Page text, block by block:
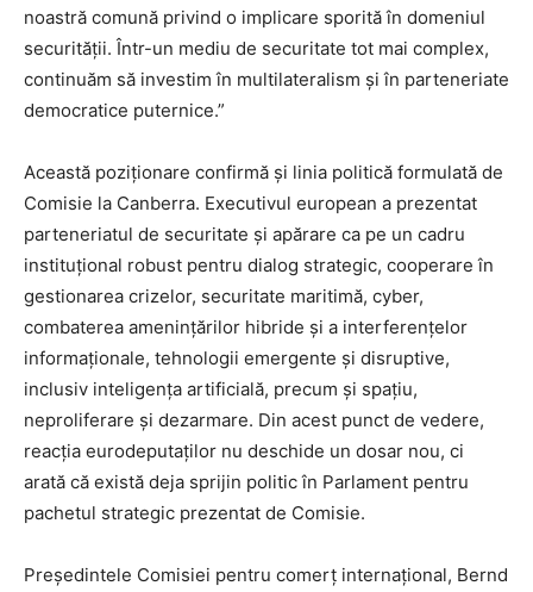
noastră comună privind o implicare sporită în domeniul
securității. Într-un mediu de securitate tot mai complex,
continuăm să investim în multilateralism și în parteneriate
democratice puternice.”
Această poziționare confirmă și linia politică formulată de
Comisie la Canberra. Executivul european a prezentat
parteneriatul de securitate și apărare ca pe un cadru
instituțional robust pentru dialog strategic, cooperare în
gestionarea crizelor, securitate maritimă, cyber,
combaterea amenințărilor hibride și a interferențelor
informaționale, tehnologii emergente și disruptive,
inclusiv inteligența artificială, precum și spațiu,
neproliferare și dezarmare. Din acest punct de vedere,
reacția eurodeputaților nu deschide un dosar nou, ci
arată că există deja sprijin politic în Parlament pentru
pachetul strategic prezentat de Comisie.
Președintele Comisiei pentru comerț internațional, Bernd